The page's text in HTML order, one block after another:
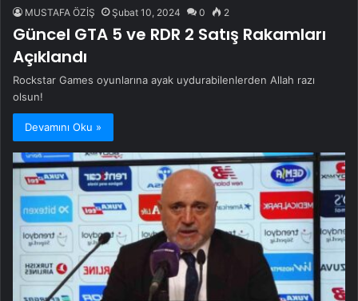
MUSTAFA ÖZİŞ Şubat 10, 2024 0 2
Güncel GTA 5 ve RDR 2 Satış Rakamları
Açıklandı
Rockstar Games oyunlarına ayak uydurabilenlerden Allah razı
olsun!
Devamını Oku »